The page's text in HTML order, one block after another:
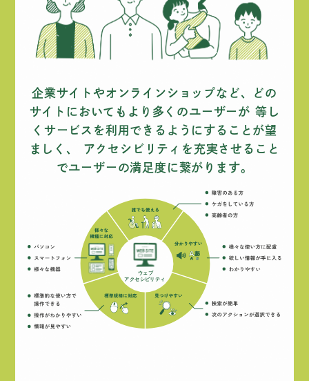
企業サイトやオンラインショップなど、どの
サイトにおいてもより多くのユーザーが 等し
くサービスを利用できるようにすることが望
ましく、
アクセシビリティを充実させること
でユーザーの満足度に繋がります。